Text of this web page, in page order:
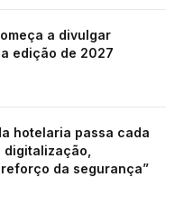
a divulgar
edição de 2027
hotelaria passa cada
digitalização,
da segurança”